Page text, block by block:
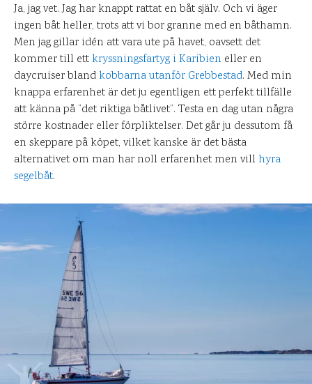
Ja, jag vet. Jag har knappt rattat en båt själv. Och vi äger
ingen båt heller, trots att vi bor granne med en båthamn.
Men jag gillar idén att vara ute på havet, oavsett det
kommer till ett kryssningsfartyg i Karibien eller en
daycruiser bland kobbarna utanför Grebbestad. Med min
knappa erfarenhet är det ju egentligen ett perfekt tillfälle
att känna på ”det riktiga båtlivet”. Testa en dag utan några
större kostnader eller förpliktelser. Det går ju dessutom få
en skeppare på köpet, vilket kanske är det bästa
alternativet om man har noll erfarenhet men vill hyra
segelbåt.